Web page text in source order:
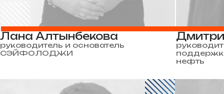
Лана Алтынбекова
руководитель и основатель
СЭЙФОЛОДЖИ
нефть